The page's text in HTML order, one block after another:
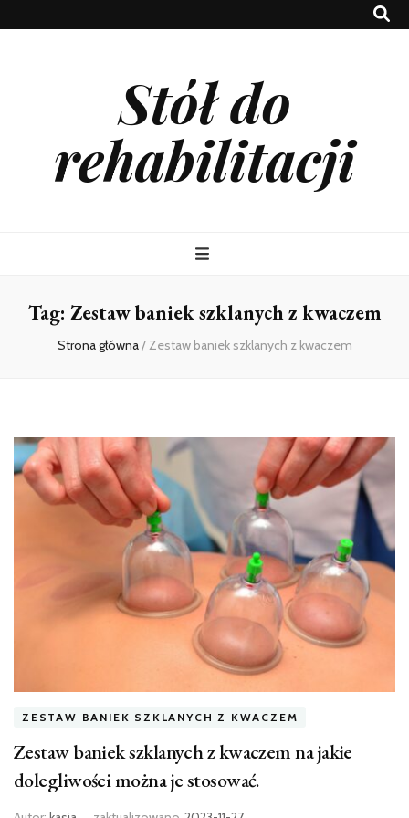
Stół do
rehabilitacji
Tag: Zestaw baniek szklanych z kwaczem
Strona główna/Zestaw baniek szklanych z kwaczem
ZESTAW BANIEK SZKLANYCH Z KWACZEM
Zestaw baniek szklanych z kwaczem na jakie
dolegliwości można je stosować.